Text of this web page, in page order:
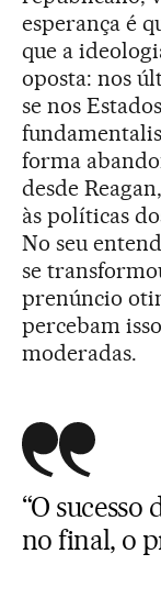
esperança é
que a
oposta: nos
se nos
forma
desde
às políticas
No seu
se
prenúncio
percebam
moderadas.
“O sucesso
no final, o